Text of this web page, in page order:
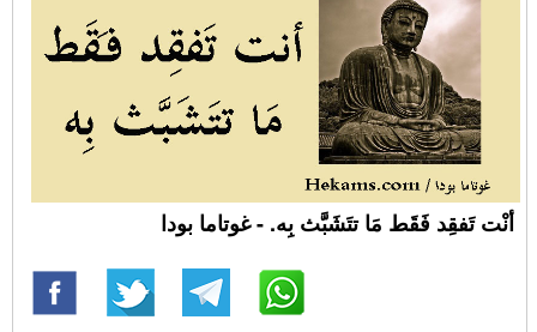
أنْت تَفقِد فَقَط مَا تتَشَبَّث بِه. - غوتاما بودا